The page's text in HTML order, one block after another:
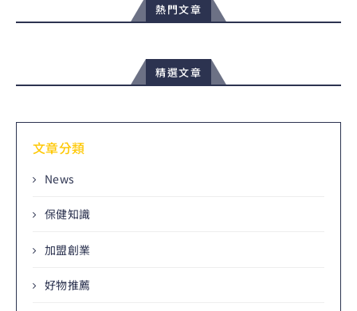
熱門文章
精選文章
文章分類
News
保健知識
加盟創業
好物推薦